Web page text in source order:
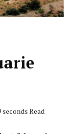
seconds Read